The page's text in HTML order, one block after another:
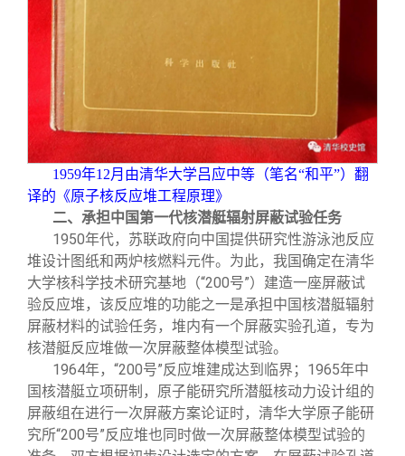
1959年12月由清华大学吕应中等（笔名“和平”）翻
译的《原子核反应堆工程原理》
二、承担中国第一代核潜艇辐射屏蔽试验任务
1950年代，苏联政府向中国提供研究性游泳池反应
堆设计图纸和两炉核燃料元件。为此，我国确定在清华
大学核科学技术研究基地（“200号”）建造一座屏蔽试
验反应堆，该反应堆的功能之一是承担中国核潜艇辐射
屏蔽材料的试验任务，堆内有一个屏蔽实验孔道，专为
核潜艇反应堆做一次屏蔽整体模型试验。
1964年，“200号”反应堆建成达到临界；1965年中
国核潜艇立项研制，原子能研究所潜艇核动力设计组的
屏蔽组在进行一次屏蔽方案论证时，清华大学原子能研
究所“200号”反应堆也同时做一次屏蔽整体模型试验的